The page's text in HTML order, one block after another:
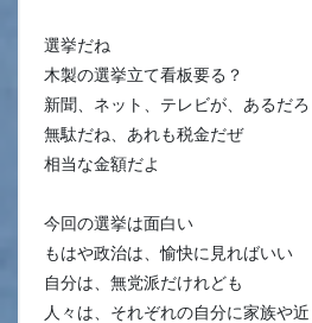
選挙だね
木製の選挙立て看板要る？
新聞、ネット、テレビが、あるだろ
無駄だね、あれも税金だぜ
相当な金額だよ
今回の選挙は面白い
もはや政治は、愉快に見ればいい
自分は、無党派だけれども
人々は、それぞれの自分に家族や